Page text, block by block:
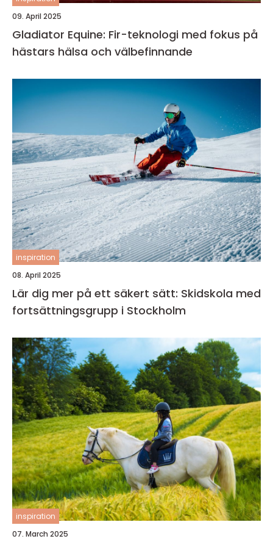
09. April 2025
Gladiator Equine: Fir-teknologi med fokus på
hästars hälsa och välbefinnande
inspiration
08. April 2025
Lär dig mer på ett säkert sätt: Skidskola med
fortsättningsgrupp i Stockholm
inspiration
07. March 2025